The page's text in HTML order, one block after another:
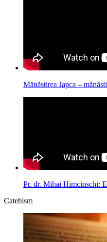
Mănăstirea Japca –
Pr. dr. Mihai Himcinschi:
Catehism